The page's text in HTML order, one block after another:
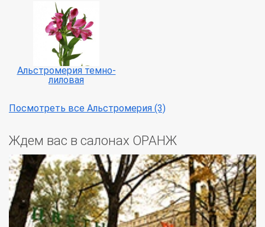
Альстромерия темно-
лиловая
Посмотреть все Альстромерия (3)
Ждем вас в салонах ОРАНЖ